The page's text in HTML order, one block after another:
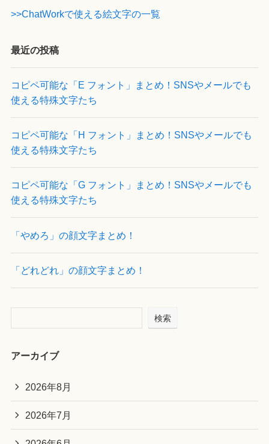
>>ChatWorkで使える絵文字の一覧
最近の投稿
コピペ可能な「E フォント」まとめ！SNSやメールでも
使える特殊文字たち
コピペ可能な「H フォント」まとめ！SNSやメールでも
使える特殊文字たち
コピペ可能な「G フォント」まとめ！SNSやメールでも
使える特殊文字たち
「やめろ」の顔文字まとめ！
「どれどれ」の顔文字まとめ！
検索
アーカイブ
2026年8月
2026年7月